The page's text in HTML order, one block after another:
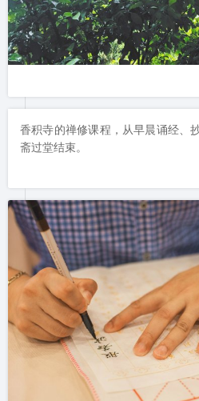
香积寺的禅修课程，从早晨诵经、
斋过堂结束。